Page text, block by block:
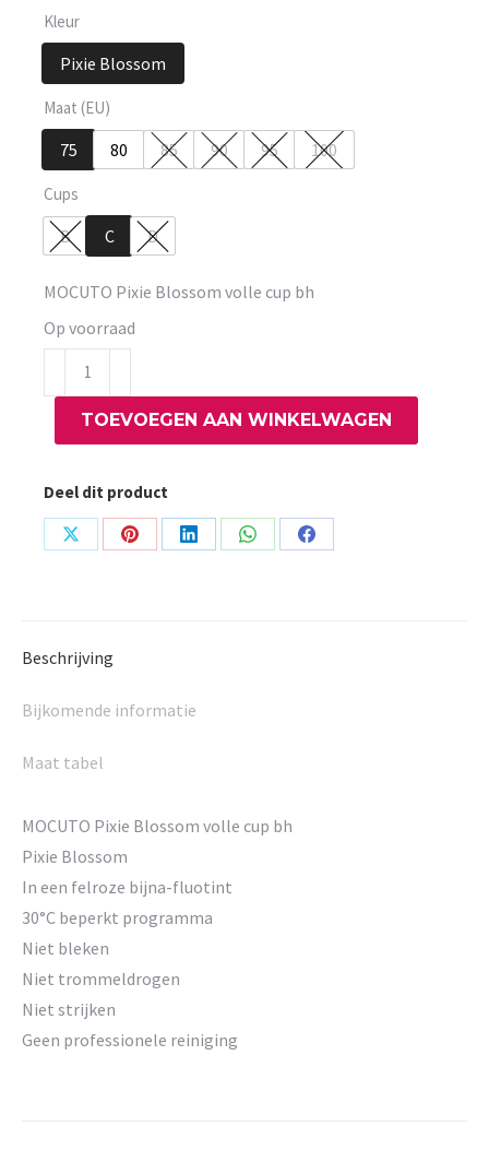
Kleur
Pixie Blossom
Maat (EU)
75 80 85 90 95 100
Cups
B C D
MOCUTO Pixie Blossom volle cup bh
Op voorraad
MOCUTO
Pixie
Blossom
cup
bh
aantal
TOEVOEGEN AAN WINKELWAGEN
Deel dit product
Share
Share
Share
Share
Share
Beschrijving
Bijkomende informatie
Maat tabel
MOCUTO Pixie Blossom volle cup bh
Pixie Blossom
In een felroze bijna-fluotint
30°C beperkt programma
Niet bleken
Niet trommeldrogen
Niet strijken
Geen professionele reiniging